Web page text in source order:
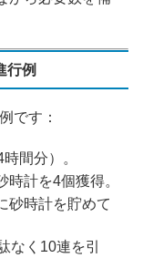
行例
です：
間分）。
計を4個獲得。
砂時計を貯めて
なく10連を引